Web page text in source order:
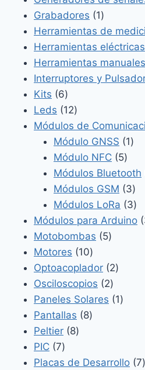
Grabadores 11
producto
Herramientas de
Herramientas eléctricas
Herramientas manuales
Interruptores y
Kits 66
productos
Leds 1212
productos
Módulos de
Módulo GNSS 11
Módulo NFC 55
Módulos Bluetooth
Módulos GSM 33
Módulos LoRa 33
Módulos para Arduino
Motobombas 55
Motores 1010
productos
Optoacoplador 22
Osciloscopios 22
Paneles Solares 11
Pantallas 88
Peltier 88
PIC 77
productos
Placas de Desarrollo 77